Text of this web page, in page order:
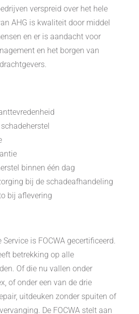
verspreid over het hele
AHG is kwaliteit door middel
en er is aandacht voor
en het borgen van
binnen één dag
bij de schadeafhandeling
bij aflevering
is FOCWA gecertificeerd.
betrekking op alle
Of die nu vallen onder
of onder een van de drie
uitdeuken zonder spuiten of
De FOCWA stelt aan